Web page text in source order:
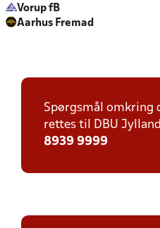
Vorup fB
Aarhus Fremad
Spørgsmål omkring
rettes til DBU
8939 9999